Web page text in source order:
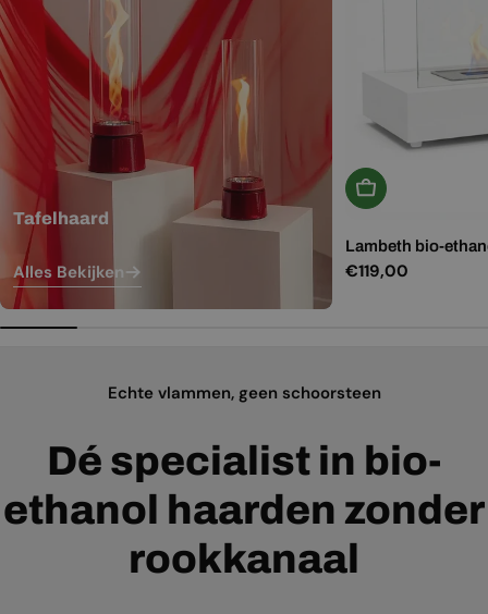
Tafelhaard
Alles Bekijken
In Winkelwagen
Lambeth bio-
Normale
€119,00
Echte vlammen, geen schoorsteen
Dé specialist in bio-
ethanol haarden zonder
rookkanaal